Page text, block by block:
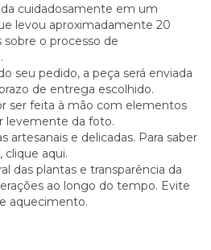
cuidadosamente em um
levou aproximadamente 20
sobre o processo de
seu pedido, a peça será enviada
de entrega escolhido.
ser feita à mão com elementos
levemente da foto.
artesanais e delicadas. Para saber
clique aqui.
das plantas e transparência da
ao longo do tempo. Evite
aquecimento.